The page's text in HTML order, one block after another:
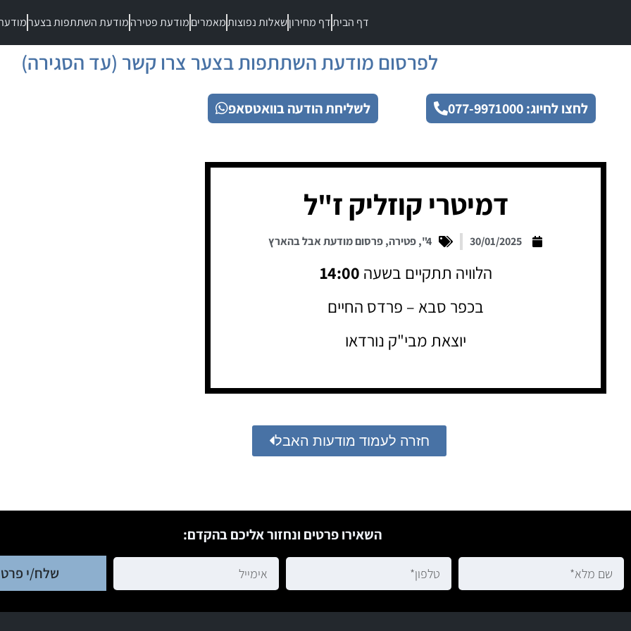
דף הביתדף מחירוןשאלות נפוצותמאמריםמודעת פטירהמודעת השתתפות בצער
לפרסום מודעת השתתפות בצער צרו קשר (עד הסגירה)
לחצו לחיוג: 077-9971000 לשליחת הודעה בוואטסאפ
דמיטרי קוזליק ז"ל
30/01/2025
4"
,פטירה,פרסום מודעת אבל בהארץ
הלוויה תתקיים בשעה 14:00
בכפר סבא – פרדס החיים
יוצאת מבי"ק נורדאו
חזרה לעמוד מודעות האבל
השאירו פרטים ונחזור אליכם בהקדם:
שלח/י